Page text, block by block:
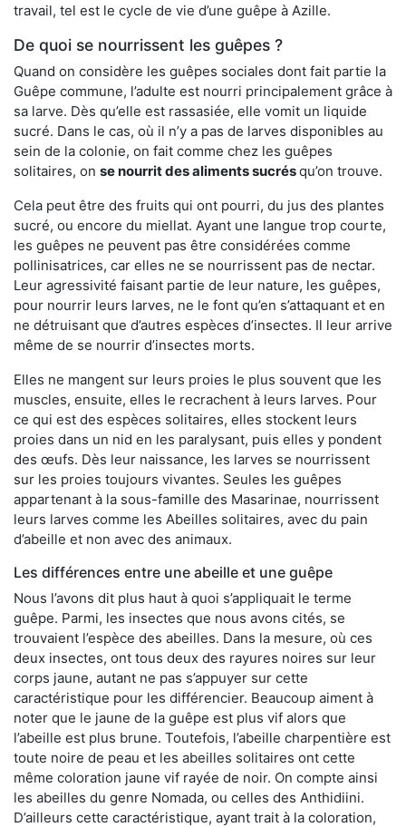
travail, tel est le cycle de vie d’une guêpe à Azille.
De quoi se nourrissent les guêpes ?
Quand on considère les guêpes sociales dont fait partie la
Guêpe commune, l’adulte est nourri principalement grâce à
sa larve. Dès qu’elle est rassasiée, elle vomit un liquide
sucré. Dans le cas, où il n’y a pas de larves disponibles au
sein de la colonie, on fait comme chez les guêpes
solitaires, on se nourrit des aliments sucrésqu’on trouve.
Cela peut être des fruits qui ont pourri, du jus des plantes
sucré, ou encore du miellat. Ayant une langue trop courte,
les guêpes ne peuvent pas être considérées comme
pollinisatrices, car elles ne se nourrissent pas de nectar.
Leur agressivité faisant partie de leur nature, les guêpes,
pour nourrir leurs larves, ne le font qu’en s’attaquant et en
ne détruisant que d’autres espèces d’insectes. Il leur arrive
même de se nourrir d’insectes morts.
Elles ne mangent sur leurs proies le plus souvent que les
muscles, ensuite, elles le recrachent à leurs larves. Pour
ce qui est des espèces solitaires, elles stockent leurs
proies dans un nid en les paralysant, puis elles y pondent
des œufs. Dès leur naissance, les larves se nourrissent
sur les proies toujours vivantes. Seules les guêpes
appartenant à la sous-famille des Masarinae, nourrissent
leurs larves comme les Abeilles solitaires, avec du pain
d’abeille et non avec des animaux.
Les différences entre une abeille et une guêpe
Nous l’avons dit plus haut à quoi s’appliquait le terme
guêpe. Parmi, les insectes que nous avons cités, se
trouvaient l’espèce des abeilles. Dans la mesure, où ces
deux insectes, ont tous deux des rayures noires sur leur
corps jaune, autant ne pas s’appuyer sur cette
caractéristique pour les différencier. Beaucoup aiment à
noter que le jaune de la guêpe est plus vif alors que
l’abeille est plus brune. Toutefois, l’abeille charpentière est
toute noire de peau et les abeilles solitaires ont cette
même coloration jaune vif rayée de noir. On compte ainsi
les abeilles du genre Nomada, ou celles des Anthidiini.
D’ailleurs cette caractéristique, ayant trait à la coloration,